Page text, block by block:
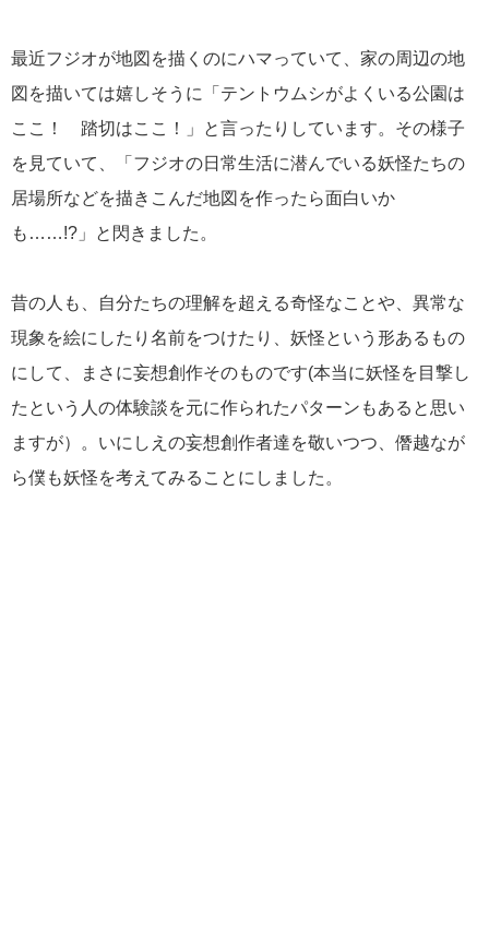
最近フジオが地図を描くのにハマっていて、家の周辺の地
図を描いては嬉しそうに「テントウムシがよくいる公園は
ここ！ 踏切はここ！」と言ったりしています。その様子
を見ていて、「フジオの日常生活に潜んでいる妖怪たちの
居場所などを描きこんだ地図を作ったら面白いか
も……!?」と閃きました。
昔の人も、自分たちの理解を超える奇怪なことや、異常な
現象を絵にしたり名前をつけたり、妖怪という形あるもの
にして、まさに妄想創作そのものです(本当に妖怪を目撃し
たという人の体験談を元に作られたパターンもあると思い
ますが）。いにしえの妄想創作者達を敬いつつ、僭越なが
ら僕も妖怪を考えてみることにしました。